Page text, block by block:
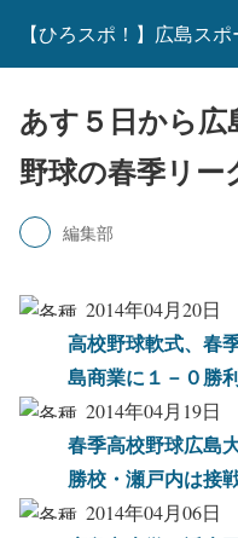
【ひろスポ！】広島ス
あす５日から広
野球の春季リー
編集部
2014年04月20日
高校野球軟式、春
島商業に１－０勝
2014年04月19日
春季高校野球広島
勝校・瀬戸内は接
2014年04月06日